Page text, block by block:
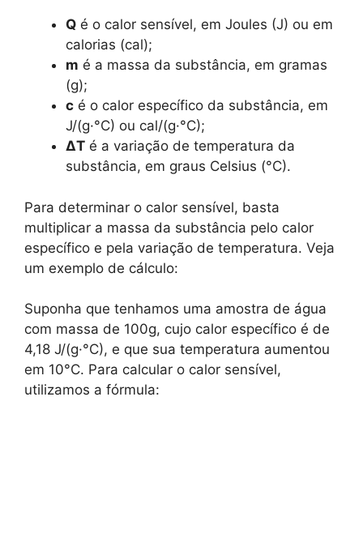
Q é o calor sensível, em Joules (J) ou em
calorias (cal);
m é a massa da substância, em gramas
(g);
c é o calor específico da substância, em
J/(g·°C) ou cal/(g·°C);
ΔT é a variação de temperatura da
substância, em graus Celsius (°C).
Para determinar o calor sensível, basta
multiplicar a massa da substância pelo calor
específico e pela variação de temperatura. Veja
um exemplo de cálculo:
Suponha que tenhamos uma amostra de água
com massa de 100g, cujo calor específico é de
4,18 J/(g·°C), e que sua temperatura aumentou
em 10°C. Para calcular o calor sensível,
utilizamos a fórmula: